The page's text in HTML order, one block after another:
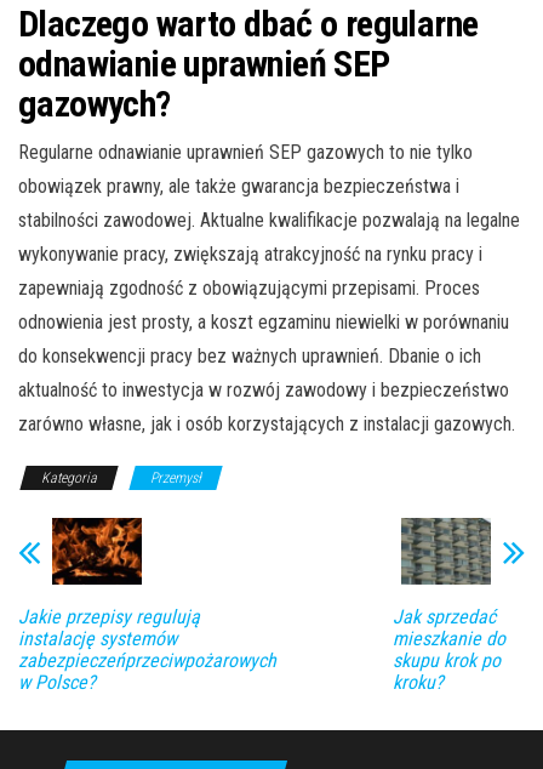
Dlaczego warto dbać o regularne
odnawianie uprawnień SEP
gazowych?
Regularne odnawianie uprawnień SEP gazowych to nie tylko
obowiązek prawny, ale także gwarancja bezpieczeństwa i
stabilności zawodowej. Aktualne kwalifikacje pozwalają na legalne
wykonywanie pracy, zwiększają atrakcyjność na rynku pracy i
zapewniają zgodność z obowiązującymi przepisami. Proces
odnowienia jest prosty, a koszt egzaminu niewielki w porównaniu
do konsekwencji pracy bez ważnych uprawnień. Dbanie o ich
aktualność to inwestycja w rozwój zawodowy i bezpieczeństwo
zarówno własne, jak i osób korzystających z instalacji gazowych.
Kategoria Przemysł
Jakie przepisy regulują
instalację systemów
zabezpieczeńprzeciwpożarowych
w Polsce?
Jak sprzedać
mieszkanie do
skupu krok po
kroku?